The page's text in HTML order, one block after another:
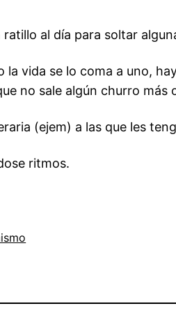
al día para soltar
la vida se lo coma a uno,
no sale algún churro más
(ejem) a las que les
ritmos.